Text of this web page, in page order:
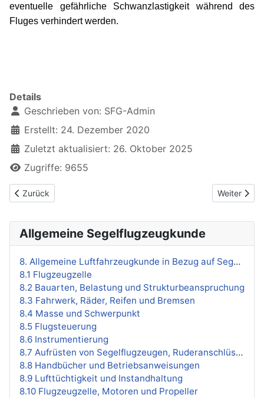
eventuelle gefährliche Schwanzlastigkeit während des
Fluges verhindert werden.
Details
Geschrieben von: SFG-Admin
Erstellt: 24. Dezember 2020
Zuletzt aktualisiert: 26. Oktober 2025
Zugriffe: 9655
Vorheriger Beitrag: 8.10 Flugzeugzelle, Motoren und Propeller
Zurück Nächster
Weiter
Allgemeine Segelflugzeugkunde
8. Allgemeine Luftfahrzeugkunde in Bezug auf Segelflugzeuge
8.1 Flugzeugzelle
8.2 Bauarten, Belastung und Strukturbeanspruchung
8.3 Fahrwerk, Räder, Reifen und Bremsen
8.4 Masse und Schwerpunkt
8.5 Flugsteuerung
8.6 Instrumentierung
8.7 Aufrüsten von Segelflugzeugen, Ruderanschlüsse
8.8 Handbücher und Betriebsanweisungen
8.9 Lufttüchtigkeit und Instandhaltung
8.10 Flugzeugzelle, Motoren und Propeller